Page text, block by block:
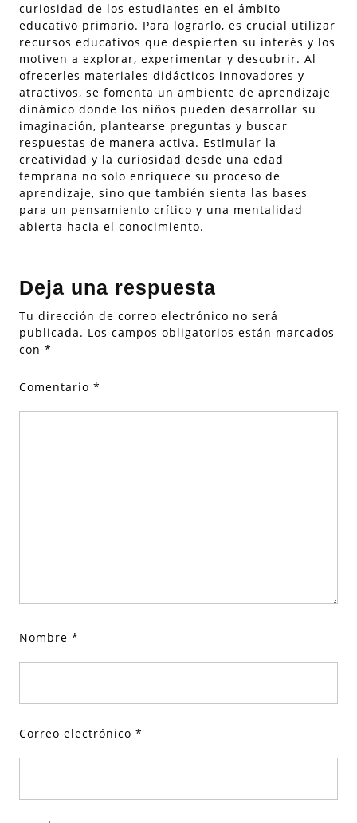
curiosidad de los estudiantes en el ámbito
educativo primario. Para lograrlo, es crucial utilizar
recursos educativos que despierten su interés y los
motiven a explorar, experimentar y descubrir. Al
ofrecerles materiales didácticos innovadores y
atractivos, se fomenta un ambiente de aprendizaje
dinámico donde los niños pueden desarrollar su
imaginación, plantearse preguntas y buscar
respuestas de manera activa. Estimular la
creatividad y la curiosidad desde una edad
temprana no solo enriquece su proceso de
aprendizaje, sino que también sienta las bases
para un pensamiento crítico y una mentalidad
abierta hacia el conocimiento.
Deja una respuesta
Tu dirección de correo electrónico no será
publicada. Los campos obligatorios están marcados
con *
Comentario *
Nombre *
Correo electrónico *